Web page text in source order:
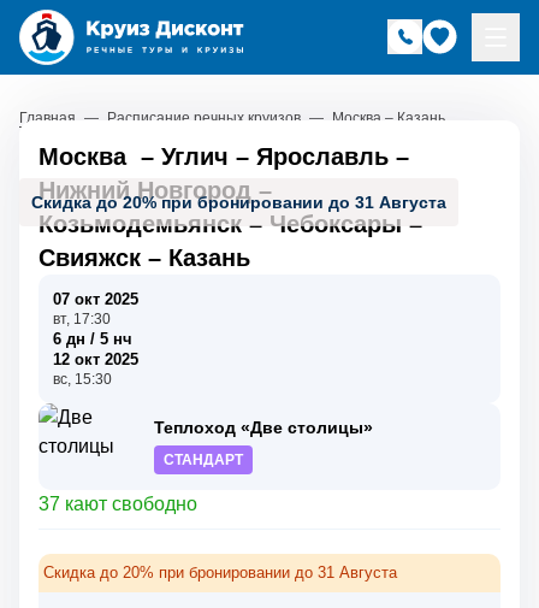
Главная — Расписание речных круизов — Москва – Казань
Скидка до 20% при бронировании до 31 Августа
Москва – Углич – Ярославль –
Нижний Новгород –
Козьмодемьянск – Чебоксары –
Свияжск – Казань
07 окт 2025
вт, 17:30
6 дн / 5 нч
12 окт 2025
вс, 15:30
Теплоход «Две столицы»
СТАНДАРТ
37 кают свободно
Скидка до 20% при бронировании до 31 Августа